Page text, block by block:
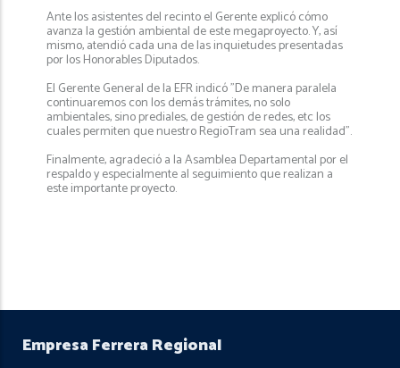
Ante los asistentes del recinto el Gerente explicó cómo
avanza la gestión ambiental de este megaproyecto. Y, así
mismo, atendió cada una de las inquietudes presentadas
por los Honorables Diputados.
El Gerente General de la EFR indicó "De manera paralela
continuaremos con los demás trámites, no solo
ambientales, sino prediales, de gestión de redes, etc los
cuales permiten que nuestro RegioTram sea una realidad”.
Finalmente, agradeció a la Asamblea Departamental por el
respaldo y especialmente al seguimiento que realizan a
este importante proyecto.
Empresa Ferrera Regional